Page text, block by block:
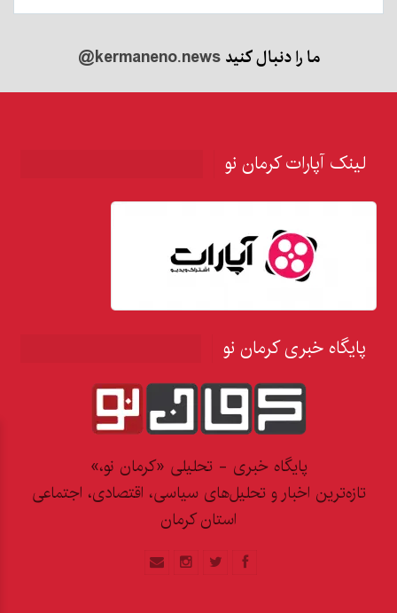
ما را دنبال کنید@kermaneno.news
لینک آپارات کرمان نو
پایگاه خبری کرمان نو
پایگاه خبری - تحلیلی «کرمان نو،»
تازه‌ترین اخبار و تحلیل‌های سیاسی، اقتصادی، اجتماعی
استان کرمان